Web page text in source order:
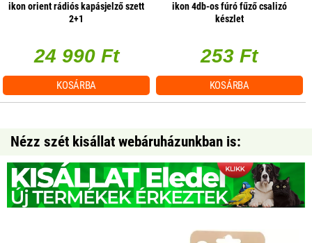
ikon orient rádiós kapásjelző szett
2+1
24 990 Ft
KOSÁRBA
ikon 4db-os fúró fűző csalizó
készlet
253 Ft
KOSÁRBA
Nézz szét kisállat webáruházunkban is: